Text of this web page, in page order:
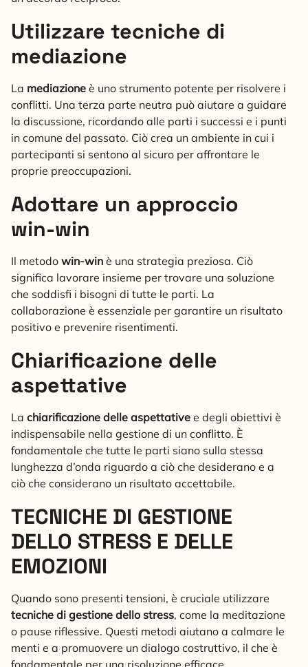
Utilizzare tecniche di
mediazione
La mediazione è uno strumento potente per risolvere i
conflitti. Una terza parte neutra può aiutare a guidare
la discussione, ricordando alle parti i successi e i punti
in comune del passato. Ciò crea un ambiente in cui i
partecipanti si sentono al sicuro per affrontare le
proprie preoccupazioni.
Adottare un approccio
win-win
Il metodo win-win è una strategia preziosa. Ciò
significa lavorare insieme per trovare una soluzione
che soddisfi i bisogni di tutte le parti. La
collaborazione è essenziale per garantire un risultato
positivo e prevenire risentimenti.
Chiarificazione delle
aspettative
La chiarificazione delle aspettative e degli obiettivi è
indispensabile nella gestione di un conflitto. È
fondamentale che tutte le parti siano sulla stessa
lunghezza d’onda riguardo a ciò che desiderano e a
ciò che considerano un risultato accettabile.
TECNICHE DI GESTIONE
DELLO STRESS E DELLE
EMOZIONI
Quando sono presenti tensioni, è cruciale utilizzare
tecniche di gestione dello stress, come la meditazione
o pause riflessive. Questi metodi aiutano a calmare le
menti e a promuovere un dialogo costruttivo, il che è